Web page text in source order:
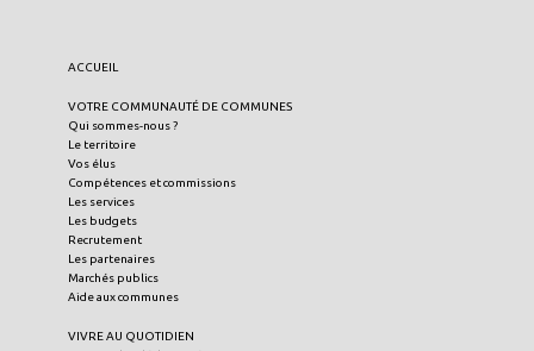
ACCUEIL
VOTRE COMMUNAUTÉ DE COMMUNES
Qui sommes-nous ?
Le territoire
Vos élus
Compétences et commissions
Les services
Les budgets
Recrutement
Les partenaires
Marchés publics
Aide aux communes
VIVRE AU QUOTIDIEN